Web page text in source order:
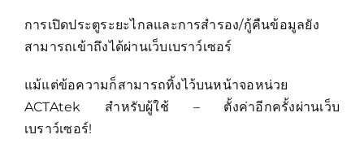
การเปิดประตูระยะไกลและการสำรอง/กู้คืนข้อมูลยัง
สามารถเข้าถึงได้ผ่านเว็บเบราว์เซอร์
แม้แต่ข้อความก็สามารถทิ้งไว้บนหน้าจอหน่วย
ACTAtek สำหรับผู้ใช้ – ตั้งค่าอีกครั้งผ่านเว็บ
เบราว์เซอร์!